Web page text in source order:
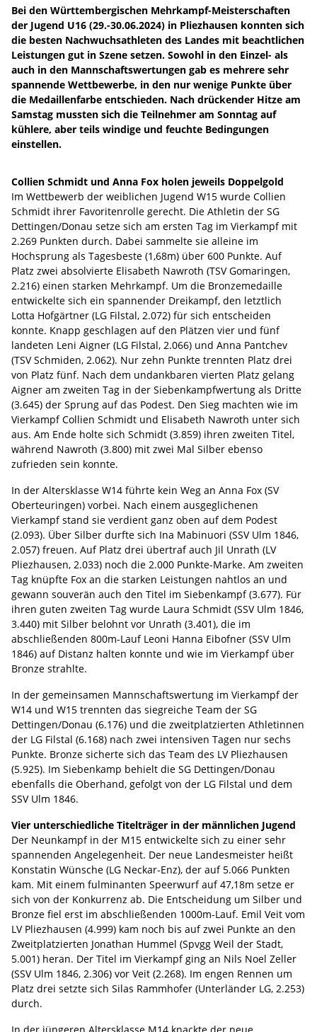
Bei den Württembergischen Mehrkampf-Meisterschaften
der Jugend U16 (29.-30.06.2024) in Pliezhausen konnten sich
die besten Nachwuchsathleten des Landes mit beachtlichen
Leistungen gut in Szene setzen. Sowohl in den Einzel- als
auch in den Mannschaftswertungen gab es mehrere sehr
spannende Wettbewerbe, in den nur wenige Punkte über
die Medaillenfarbe entschieden. Nach drückender Hitze am
Samstag mussten sich die Teilnehmer am Sonntag auf
kühlere, aber teils windige und feuchte Bedingungen
einstellen.
Collien Schmidt und Anna Fox holen jeweils Doppelgold
Im Wettbewerb der weiblichen Jugend W15 wurde Collien
Schmidt ihrer Favoritenrolle gerecht. Die Athletin der SG
Dettingen/Donau setze sich am ersten Tag im Vierkampf mit
2.269 Punkten durch. Dabei sammelte sie alleine im
Hochsprung als Tagesbeste (1,68m) über 600 Punkte. Auf
Platz zwei absolvierte Elisabeth Nawroth (TSV Gomaringen,
2.216) einen starken Mehrkampf. Um die Bronzemedaille
entwickelte sich ein spannender Dreikampf, den letztlich
Lotta Hofgärtner (LG Filstal, 2.072) für sich entscheiden
konnte. Knapp geschlagen auf den Plätzen vier und fünf
landeten Leni Aigner (LG Filstal, 2.066) und Anna Pantchev
(TSV Schmiden, 2.062). Nur zehn Punkte trennten Platz drei
von Platz fünf. Nach dem undankbaren vierten Platz gelang
Aigner am zweiten Tag in der Siebenkampfwertung als Dritte
(3.645) der Sprung auf das Podest. Den Sieg machten wie im
Vierkampf Collien Schmidt und Elisabeth Nawroth unter sich
aus. Am Ende holte sich Schmidt (3.859) ihren zweiten Titel,
während Nawroth (3.800) mit zwei Mal Silber ebenso
zufrieden sein konnte.
In der Altersklasse W14 führte kein Weg an Anna Fox (SV
Oberteuringen) vorbei. Nach einem ausgeglichenen
Vierkampf stand sie verdient ganz oben auf dem Podest
(2.093). Über Silber durfte sich Ina Mabinuori (SSV Ulm 1846,
2.057) freuen. Auf Platz drei übertraf auch Jil Unrath (LV
Pliezhausen, 2.033) noch die 2.000 Punkte-Marke. Am zweiten
Tag knüpfte Fox an die starken Leistungen nahtlos an und
gewann souverän auch den Titel im Siebenkampf (3.677). Für
ihren guten zweiten Tag wurde Laura Schmidt (SSV Ulm 1846,
3.440) mit Silber belohnt vor Unrath (3.401), die im
abschließenden 800m-Lauf Leoni Hanna Eibofner (SSV Ulm
1846) auf Distanz halten konnte und wie im Vierkampf über
Bronze strahlte.
In der gemeinsamen Mannschaftswertung im Vierkampf der
W14 und W15 trennten das siegreiche Team der SG
Dettingen/Donau (6.176) und die zweitplatzierten Athletinnen
der LG Filstal (6.168) nach zwei intensiven Tagen nur sechs
Punkte. Bronze sicherte sich das Team des LV Pliezhausen
(5.925). Im Siebenkamp behielt die SG Dettingen/Donau
ebenfalls die Oberhand, gefolgt von der LG Filstal und dem
SSV Ulm 1846.
Vier unterschiedliche Titelträger in der männlichen Jugend
Der Neunkampf in der M15 entwickelte sich zu einer sehr
spannenden Angelegenheit. Der neue Landesmeister heißt
Konstatin Wünsche (LG Neckar-Enz), der auf 5.066 Punkten
kam. Mit einem fulminanten Speerwurf auf 47,18m setze er
sich von der Konkurrenz ab. Die Entscheidung um Silber und
Bronze fiel erst im abschließenden 1000m-Lauf. Emil Veit vom
LV Pliezhausen (4.999) kam noch bis auf zwei Punkte an den
Zweitplatzierten Jonathan Hummel (Spvgg Weil der Stadt,
5.001) heran. Der Titel im Vierkampf ging an Nils Noel Zeller
(SSV Ulm 1846, 2.306) vor Veit (2.268). Im engen Rennen um
Platz drei setzte sich Silas Rammhofer (Unterländer LG, 2.253)
durch.